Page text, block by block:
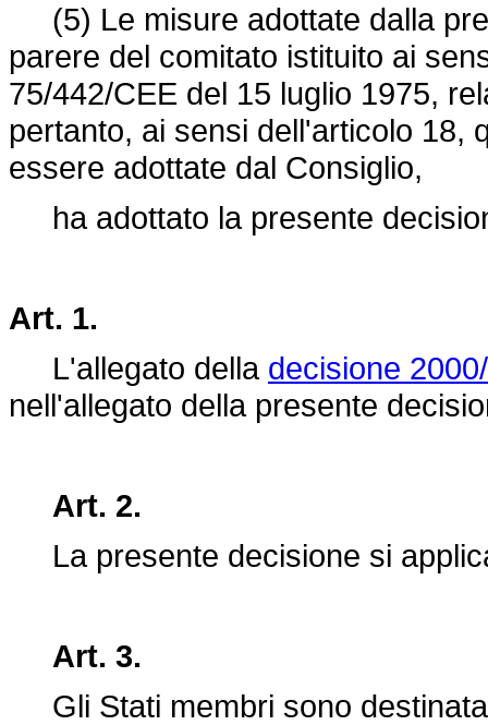
(5) Le misure adottate dalla
parere del comitato istituito ai
75/442/CEE del 15 luglio 1975,
pertanto, ai sensi dell'articolo 18,
essere adottate dal Consiglio,
ha adottato la presente
Art. 1.
L'allegato della decisione
nell'allegato della presente
Art. 2.
La presente decisione si
Art. 3.
Gli Stati membri sono